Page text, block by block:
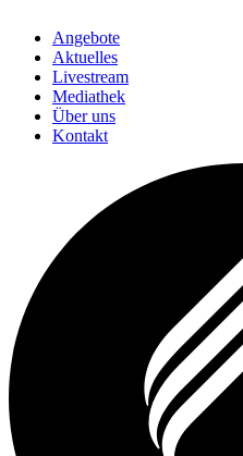
Angebote
Aktuelles
Livestream
Mediathek
Über uns
Kontakt